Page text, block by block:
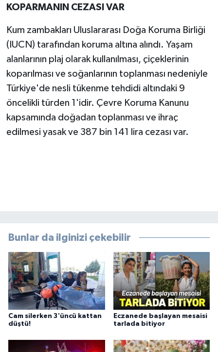
KOPARMANIN CEZASI VAR
Kum zambakları Uluslararası Doğa Koruma Birliği
(IUCN) tarafından koruma altına alındı. Yaşam
alanlarının plaj olarak kullanılması, çiçeklerinin
koparılması ve soğanlarının toplanması nedeniyle
Türkiye'de nesli tükenme tehdidi altındaki 9
öncelikli türden 1'idir. Çevre Koruma Kanunu
kapsamında doğadan toplanması ve ihraç
edilmesi yasak ve 387 bin 141 lira cezası var.
Bunlar da ilginizi çekebilir
Cam silerken 3'üncü kattan
düştü!
Eczanede başlayan mesaisi
tarlada bitiyor